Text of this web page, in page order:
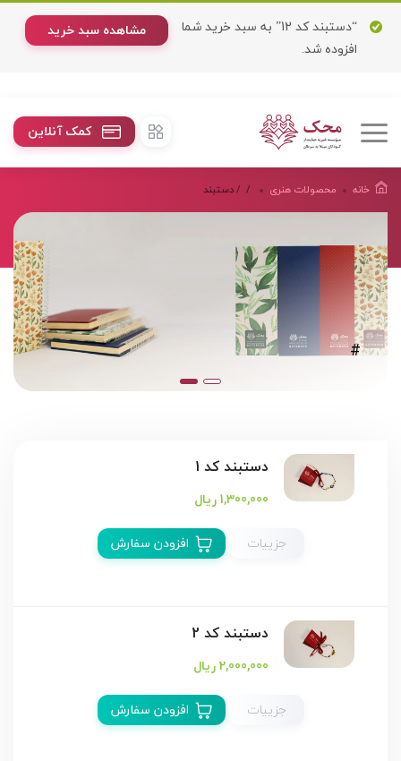
مشاهده سبد خرید
“دستبند كد 12” به سبد خرید شما
افزوده شد.
کمک آنلاین
خانه / محصولات هنرى / دستبند
#
دستبند كد 1
1,300,000 ریال
جزییات
افزودن سفارش
دستبند کد 2
2,000,000 ریال
جزییات
افزودن سفارش